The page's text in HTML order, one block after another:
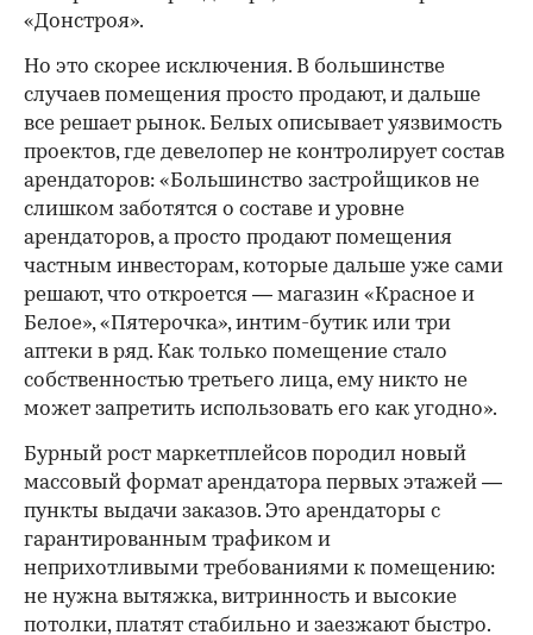
«Донстроя».
Но это скорее исключения. В большинстве
случаев помещения просто продают, и дальше
все решает рынок. Белых описывает уязвимость
проектов, где девелопер не контролирует состав
арендаторов: «Большинство застройщиков не
слишком заботятся о составе и уровне
арендаторов, а просто продают помещения
частным инвесторам, которые дальше уже сами
решают, что откроется — магазин «Красное и
Белое», «Пятерочка», интим-бутик или три
аптеки в ряд. Как только помещение стало
собственностью третьего лица, ему никто не
может запретить использовать его как угодно».
Бурный рост маркетплейсов породил новый
массовый формат арендатора первых этажей —
пункты выдачи заказов. Это арендаторы с
гарантированным трафиком и
неприхотливыми требованиями к помещению:
не нужна вытяжка, витринность и высокие
потолки, платят стабильно и заезжают быстро.